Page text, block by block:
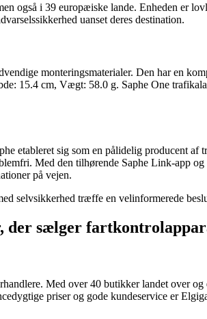
også i 39 europæiske lande. Enheden er
uanset deres destination.
monteringsmaterialer. Den har en
15.4 cm, Vægt: 58.0 g. Saphe One
etableret sig som en pålidelig producent
Med den tilhørende Saphe Link-app
på vejen.
selvsikkerhed træffe en velinformerede
der sælger
Med over 40 butikker landet over
priser og gode kundeservice er